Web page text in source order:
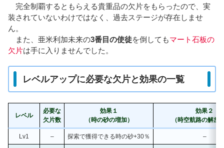
完全制覇するともらえる貴重品の欠片をもらったので、実
装されていないわけではなく、過去ステージが存在しませ
ん。
また、亜米利加未来の3番目の使徒を倒してもマート石板の
欠片は手に入りませんでした。
レベルアップに必要な欠片と効果の一覧
レベル
必要な
欠片数
効果１
（時の砂の増加）
効果２
（時空航路の解放
Lv1 – 探索で獲得できる時の砂+30％ –